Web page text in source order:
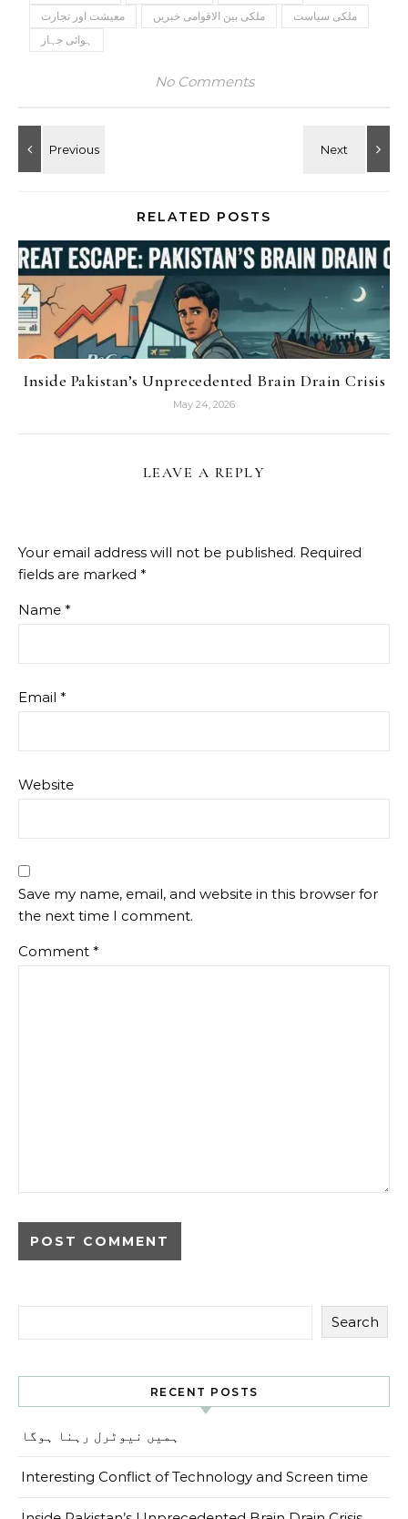
معیشت اور تجارت ملکی بین الاقوامی خبریں
ملکی سیاست
ہوائی جہاز
No Comments
RELATED POSTS
Inside Pakistan’s Unprecedented Brain Drain Crisis
May 24, 2026
LEAVE A REPLY
Your email address will not be published. Required
fields are marked *
Name *
Email *
Website
Save my name, email, and website in this browser for
the next time I comment.
Comment *
Search
RECENT POSTS
ہمیں نیوٹرل رہنا ہوگا
Interesting Conflict of Technology and Screen time